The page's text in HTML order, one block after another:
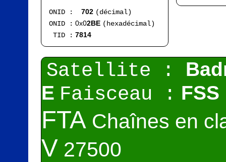
ONID : 702 (décimal)
ONID : 0x02BE (hexadécimal)
TID : 7814
Satellite :
E Faisceau :
FTA Chaînes en
V 27500